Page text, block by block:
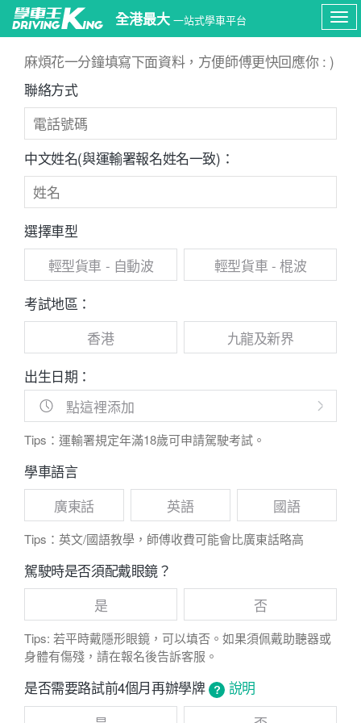
全港最大 一站式學車平台
麻煩花一分鐘填寫下面資料，方便師傅更快回應你 : )
聯絡方式
中文姓名(與運輸署報名姓名一致)：
選擇車型
輕型貨車 - 自動波
輕型貨車 - 棍波
考試地區：
香港
九龍及新界
出生日期：
點這裡添加
Tips：運輸署規定年滿18歲可申請駕駛考試。
學車語言
廣東話
英語 國語
Tips：英文/國語教學，師傅收費可能會比廣東話略高
駕駛時是否須配戴眼鏡？
是
否
Tips: 若平時戴隱形眼鏡，可以填否。如果須佩戴助聽器或
身體有傷殘，請在報名後告訴客服。
是否需要路試前4個月再辦學牌
說明